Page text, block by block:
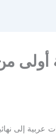
2026: جولة